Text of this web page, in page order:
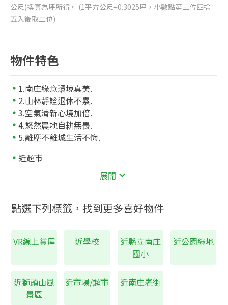
公尺)換算為坪所得。 (1平方公尺=0.3025坪，小數點第三位四捨
五入後取二位)
物件特色
1.南庄綠意環境真美.
2.山林靜謐退休不累.
3.空氣清新心境加倍.
4.悠然農地自耕無畏.
5.離塵不離城生活不悔.
近超市
展開
點選下列標籤，找到更多喜好物件
VR線上賞屋 近學校
近縣立南庄
國小
近公園綠地
近獅頭山風
景區
近市場/超市 近南庄老街